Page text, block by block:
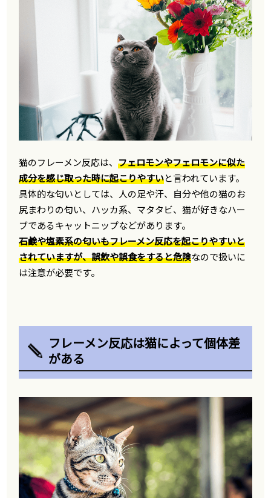
猫のフレーメン反応は、フェロモンやフェロモンに似た
成分を感じ取った時に起こりやすいと言われています。
具体的な匂いとしては、人の足や汗、自分や他の猫のお
尻まわりの匂い、ハッカ系、マタタビ、猫が好きなハー
ブであるキャットニップなどがあります。
石鹸や塩素系の匂いもフレーメン反応を起こりやすいと
されていますが、誤飲や誤食をすると危険なので扱いに
は注意が必要です。
フレーメン反応は猫によって個体差
がある